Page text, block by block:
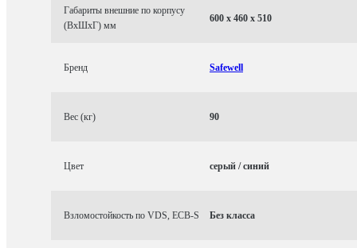
Габариты внешние по корпусу
(ВхШхГ) мм
600 x 460 x 510
Бренд Safewell
Вес (кг) 90
Цвет серый / синий
Взломостойкость по VDS, ECB-S Без класса